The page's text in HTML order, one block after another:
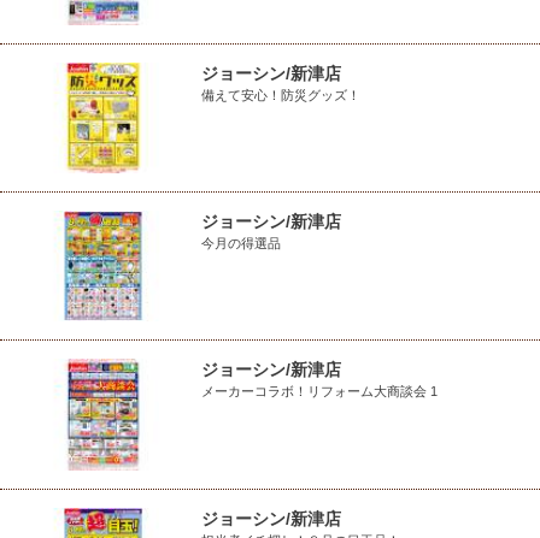
ジョーシン/新津店
備えて安心！防災グッズ！
ジョーシン/新津店
今月の得選品
ジョーシン/新津店
メーカーコラボ！リフォーム大商談会 1
ジョーシン/新津店